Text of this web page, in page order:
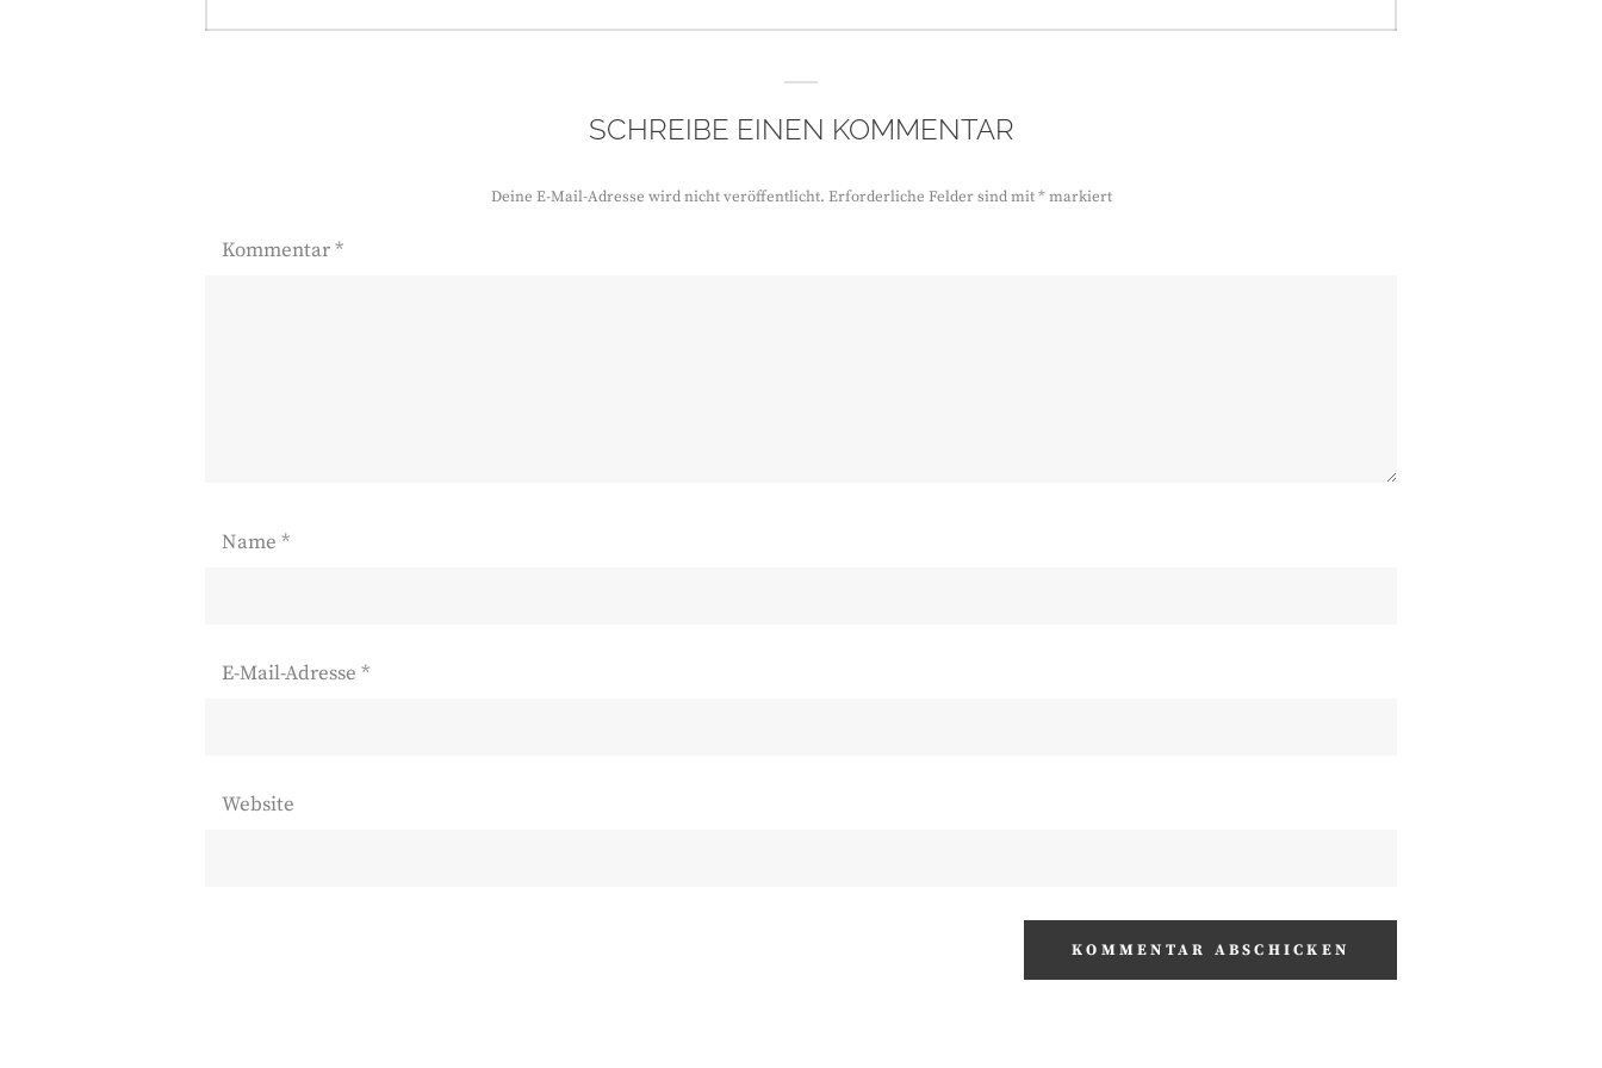
SCHREIBE EINEN KOMMENTAR
Deine E-Mail-Adresse wird nicht veröffentlicht. Erforderliche Felder sind mit*markiert
Kommentar*
Name *
E-Mail-Adresse *
Website